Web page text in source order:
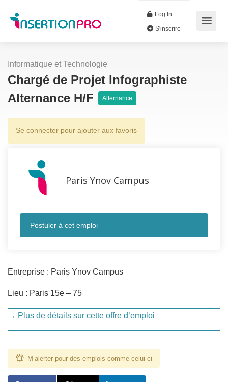
Log In
Informatique et Technologie
Chargé de Projet Infographiste
Alternance H/F
Alternance
Se connecter pour ajouter aux favoris
Paris Ynov Campus
Postuler à cet emploi
Entreprise : Paris Ynov Campus
Lieu : Paris 15e – 75
→ Plus de détails sur cette offre d’emploi
M’alerter pour des emplois comme celui-ci